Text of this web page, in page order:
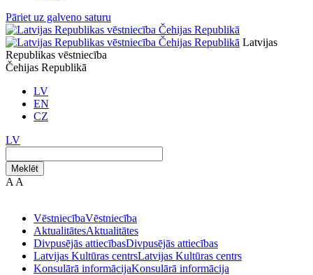
Pāriet uz galveno saturu
Latvijas
Republikas vēstniecība
Čehijas Republikā
LV
EN
CZ
LV
Meklēt
A A
VēstniecībaVēstniecība
AktualitātesAktualitātes
Divpusējās attiecībasDivpusējās attiecības
Latvijas Kultūras centrsLatvijas Kultūras centrs
Konsulārā informācijaKonsulārā informācija